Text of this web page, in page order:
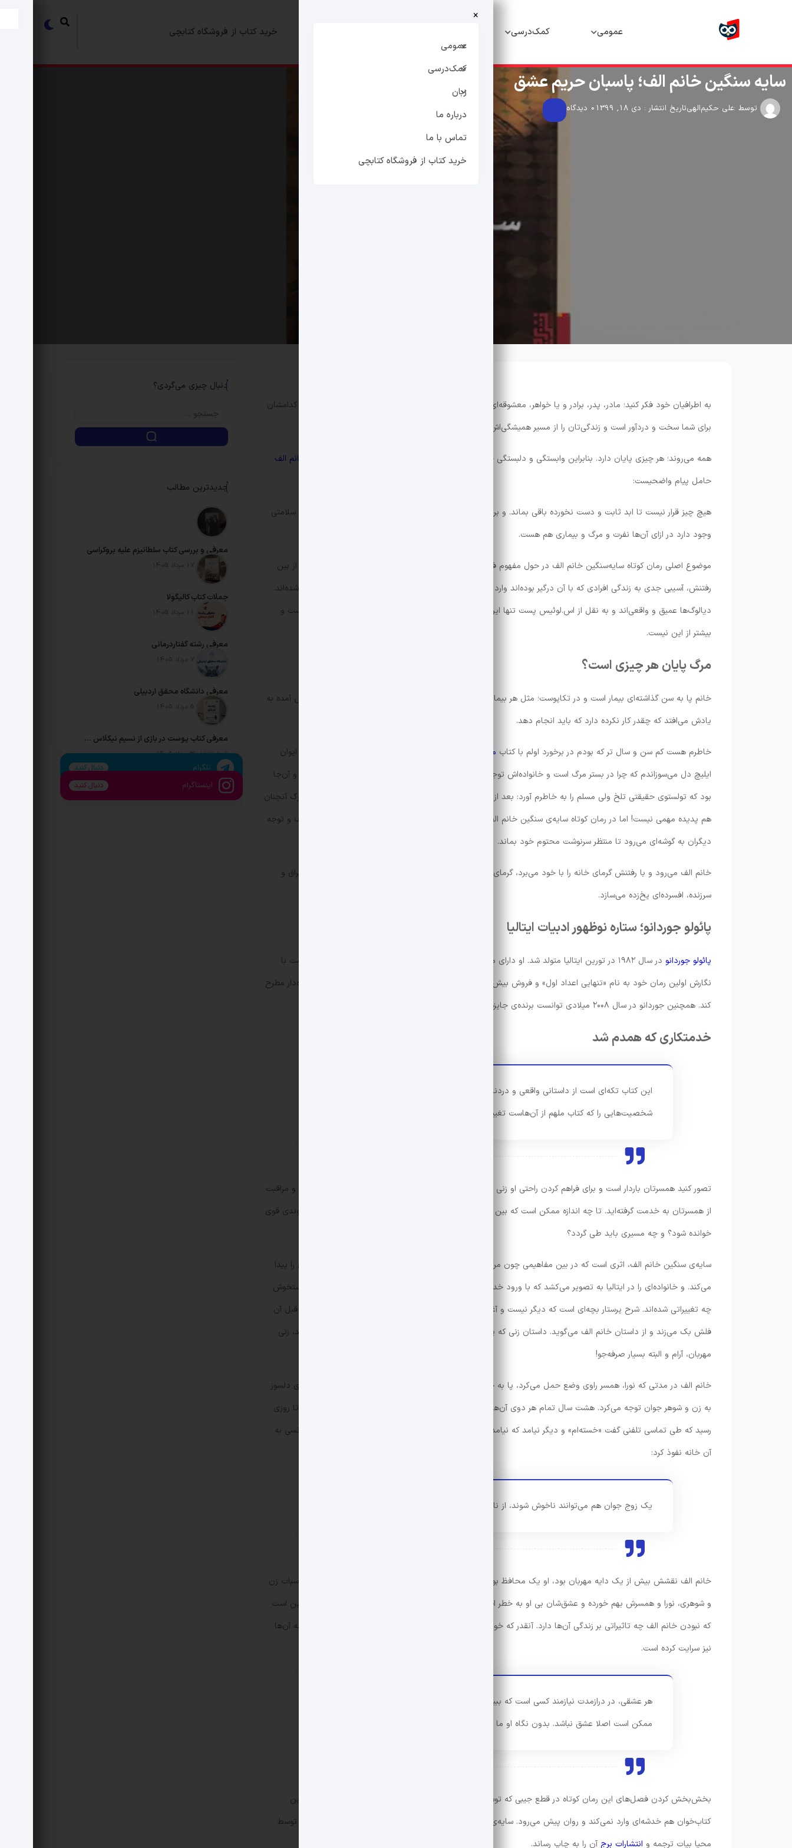
عمومی کمک‌درسی خرید کتاب از فروشگاه کتابچی
×
عمومی
کمک‌درسی
زبان
درباره ما
تماس با ما
خرید کتاب از فروشگاه کتابچی
سایه سنگین خانم الف؛ پاسبان حریم عشق
توسط :علی حکیم‌الهیتاریخ انتشار : دی 18, 1399 0 دیدگاه
به اطرافیان خود فکر کنید؛ مادر، پدر، برادر و یا خواهر، معشوقه‌ای عزیز یا دوستی گرامی. به تک تک آن‌ها فکر کنید. فقدان کدامشان
برای شما سخت و دردآور است و زندگی‌تان را از مسیر همیشگی‌اش دست کم برای مدتی خارج می‌کند؟ احتمالا همه‌ی آن‌ها.
همه می‌روند؛ هر چیزی پایان دارد. بنابراین وابستگی و دلبستگی جز رنج و عذاب چیزی به همراه نمی‌آورد.
سایه‌ی سنگین خانم الف
حامل پیام واضحیست:
هیچ چیز قرار نیست تا ابد ثابت و دست نخورده باقی بماند. و برای هر حرکتی توقفی است… همانطور که عشق و زندگانی و سلامتی
وجود دارد در ازای آن‌ها نفرت و مرگ و بیماری هم هست.
موضوع اصلی رمان کوتاه سایه‌سنگین خانم الف در حول مفهوم فقدان می‌چرخد. و از تاثیرات چیزی می‌گوید که می‌تواند با از بین
رفتنش، آسیبی جدی به زندگی افرادی که با آن درگیر بوده‌اند وارد کند. در این کتاب شخصیت‌ها باورپذیرند و خوب پرداخت شده‌اند.
دیالوگ‌ها عمیق و واقعی‌اند و به نقل از اس.لوئیس پست تنها ایرادی که می‌توان به کتاب وارد کرد این است که چرا کوتاه است و
بیشتر از این نیست.
مرگ پایان هر چیزی است؟
خانم پا به سن گذاشته‌ای بیمار است و در تکاپوست؛ مثل هر بیمار دیگری که وقتی متوجه می‌شود مریضی سختی به سراغش آمده به
یادش می‌افتد که چقدر کار نکرده دارد که باید انجام دهد.
خاطرم هست کم سن و سال تر که بودم در برخورد اولم با کتاب مرگ ایوان ایلیچ
نوشته لئو تولستوی، برای نقش اول قصه، ایوان
ایلیچ دل می‌سوزاندم که چرا در بستر مرگ است و خانواده‌اش توجه چندانی به او ندارند؟ چرا هر کسی به فکر خودش است؟ و آن‌جا
بود که تولستوی حقیقتی تلخ ولی مسلم را به خاطرم آورد: بعد از مرگ من، زندگی برای دیگران همچنان ادامه دارد. پس مرگ آنچنان
هم پدیده مهمی نیست! اما در رمان کوتاه سایه‌ی سنگین خانم الف این نکته به چشم نمی‌آید، خانم الف خودخواسته از لطف و توجه
دیگران به گوشه‌ای می‌رود تا منتظر سرنوشت محتوم خود بماند.
خانم الف می‌رود و با رفتنش گرمای خانه را با خود می‌برد، گرمای رابطه‌ی زن و شوهر را به سردی بدل ساخته و از کودکی قبراق و
سرزنده، افسرده‌ای یخ‌زده می‌سازد.
پائولو جوردانو؛ ستاره نوظهور ادبیات ایتالیا
پائولو جوردانو
در سال ۱۹۸۲ در تورین ایتالیا متولد شد. او دارای مدرک کارشناسی ارشد و دکترای فیزیک نظری است. او توانست با
نگارش اولین رمان خود به نام «تنهایی اعداد اول» و فروش بیش از یک میلیون نسخه آن خود را به عنوان نویسنده‌ای آینده‌دار مطرح
کند. همچنین جوردانو در سال ۲۰۰۸ میلادی توانست برنده‌ی جایزه استرگا شود.
خدمتکاری که همدم شد
این کتاب تکه‌ای است از داستانی واقعی و دردناک. انحراف قصه از واقعیت جوهره‌ی
شخصیت‌هایی را که کتاب ملهم از آن‌هاست تغییر نمی‌دهد.
تصور کنید همسرتان باردار است و برای فراهم کردن راحتی او زنی پا به سن گذاشته و مهربان را به منظور انجام کارهای خانه و مراقبت
از همسرتان به خدمت گرفته‌اید. تا چه اندازه ممکن است که بین این خانم دلسوز و خانواده شما رابطه‌ای شکل بگیرد که پیوندی قوی
خوانده شود؟ و چه مسیری باید طی گردد؟
سایه‌ی سنگین خانم الف، اثری است که در بین مفاهیمی چون مرگ و زندگی، وابستگی و گسستگی حرکت کرده و راه خودش را پیدا
می‌کند. و خانواده‌ای را در ایتالیا به تصویر می‌کشد که با ورود خدمتکاری به نام خانم الف به زندگی‌شان و سپس رفتنش دستخوش
چه تغییراتی شده‌اند. شرح پرستار بچه‌ای است که دیگر نیست و آغاز داستان با پایان او کلید می‌خورد. و سپس به یک سال قبل آن
فلش بک می‌زند و از داستان خانم الف می‌گوید. داستان زنی که پدر و مادر امانوئل او را از روی صمیمیت بابِت صدا می‌زدند، زنی
مهربان، آرام و البته بسیار صرفه‌جو!
خانم الف در مدتی که نورا، همسر راوی وضع حمل می‌کرد، پا به خانه‌‌ی آن‌ها گذاشت. و دیری نگذشت که مثل مادرخوانده‌ای دلسوز
به زن و شوهر جوان توجه می‌کرد. هشت سال تمام هر دوی آن‌ها و هم‌چنین فرزندشان را به معنای واقعی تر و خشک کرد تا روزی
رسید که طی تماسی تلفنی گفت «خسته‌ام» و دیگر نیامد که نیامد. و با رفتنش هر چه بود و نبود را برد. و افسردگی و بدشانسی به
آن خانه نفوذ کرد:
یک زوج جوان هم می‌توانند ناخوش شوند، از ناامنی، تکرار و تنهایی
خانم الف نقشش بیش از یک دایه مهربان بود، او یک محافظ بود، یک حامی. محافظ یک رابطه عاشقانه که با رفتنش مناسبات زن
و شوهری، نورا و همسرش بهم خورده و عشق‌شان بی او به خطر افتاده است. از موضاعاتی که داستان بر آن استوار می‌شود این است
که نبودن خانم الف چه تاثیراتی بر زندگی آن‌ها دارد. آنقدر که خواننده به این فکر می‌افتد که شاید بیماری خانم الف به رابطه آن‌ها
نیز سرایت کرده است.
هر عشقی، در درازمدت نیازمند کسی است که ببیندش و تصدیقش کند و بر آن صحه بگذارد. اگر نه
ممکن است اصلا عشق نباشد. بدون نگاه او ما در خطر بودیم.
بخش‌بخش کردن فصل‌های این رمان کوتاه در قطع جیبی که توسط نویسنده صورت گرفته است، به حوصله‌ی بی حوصله‌ترین
کتاب‌خوان هم خدشه‌ای وارد نمی‌کند و روان پیش می‌رود. سایه‌ی سنگین خانم الف با نام اصلی like family برای اولین بار توسط
محیا بیات ترجمه و انتشارات برج آن را به چاپ رساند.
دنبال چیزی می‌گردی؟
جدیدترین مطالب
معرفی و بررسی کتاب سلطانیزم علیه بروکراسی
تاریخ انتشار: 17 مرداد 1405
جملات کتاب کالیگولا
تاریخ انتشار: 11 مرداد 1405
معرفی رشته گفتاردرمانی
تاریخ انتشار: 7 مرداد 1405
معرفی دانشگاه محقق اردبیلی
تاریخ انتشار: 5 مرداد 1405
معرفی کتاب پوست در بازی از نسیم نیکلاس طالب
تاریخ انتشار: 3 مرداد 1405
تلگرام دنبال کنید
اینستاگرام دنبال کنید